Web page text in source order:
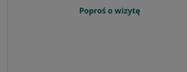
Poproś o wizytę